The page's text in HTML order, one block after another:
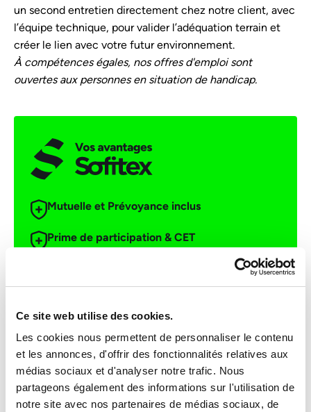
Ce site web utilise des cookies.
Les cookies nous permettent de personnaliser le contenu
et les annonces, d'offrir des fonctionnalités relatives aux
médias sociaux et d'analyser notre trafic. Nous
partageons également des informations sur l'utilisation de
notre site avec nos partenaires de médias sociaux, de
un second entretien directement chez notre client, avec
l’équipe technique, pour valider l’adéquation terrain et
créer le lien avec votre futur environnement.
À compétences égales, nos offres d'emploi sont
ouvertes aux personnes en situation de handicap.
Mutuelle et Prévoyance inclus
Prime de participation & CET
Les bonnes raisons de choisir Sofitex
Email *